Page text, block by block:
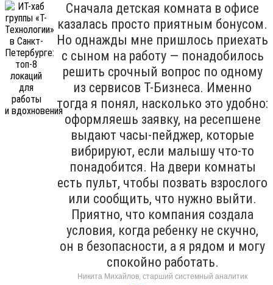
Сначала детская комната в офисе
казалась просто приятным бонусом.
Но однажды мне пришлось приехать
с сыном на работу — понадобилось
решить срочный вопрос по одному
из сервисов Т-Бизнеса. Именно
тогда я понял, насколько это удобно:
оформляешь заявку, на ресепшене
выдают часы-пейджер, которые
вибрируют, если малышу что-то
понадобится. На двери комнаты
есть пульт, чтобы позвать взрослого
или сообщить, что нужно выйти.
Приятно, что компания создала
условия, когда ребенку не скучно,
он в безопасности, а я рядом и могу
спокойно работать.
Никита Михайлов, старший системный аналитик